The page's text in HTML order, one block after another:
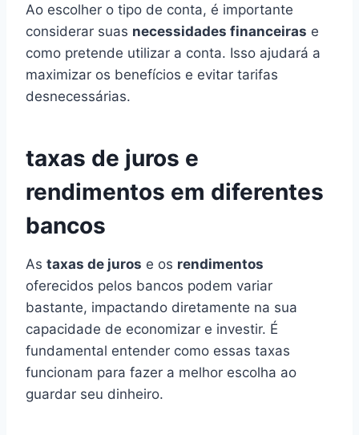
Ao escolher o tipo de conta, é importante
considerar suas necessidades financeiras e
como pretende utilizar a conta. Isso ajudará a
maximizar os benefícios e evitar tarifas
desnecessárias.
taxas de juros e
rendimentos em diferentes
bancos
As taxas de juros e os rendimentos
oferecidos pelos bancos podem variar
bastante, impactando diretamente na sua
capacidade de economizar e investir. É
fundamental entender como essas taxas
funcionam para fazer a melhor escolha ao
guardar seu dinheiro.